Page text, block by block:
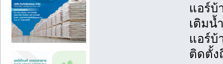
แอร์บ้
เติมน้
แอร์บ้
ติดตั้ง